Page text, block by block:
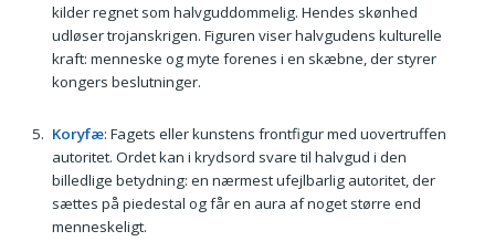
kilder regnet som halvguddommelig. Hendes skønhed
udløser trojanskrigen. Figuren viser halvgudens kulturelle
kraft: menneske og myte forenes i en skæbne, der styrer
kongers beslutninger.
Koryfæ: Fagets eller kunstens frontfigur med uovertruffen
autoritet. Ordet kan i krydsord svare til halvgud i den
billedlige betydning: en nærmest ufejlbarlig autoritet, der
sættes på piedestal og får en aura af noget større end
menneskeligt.